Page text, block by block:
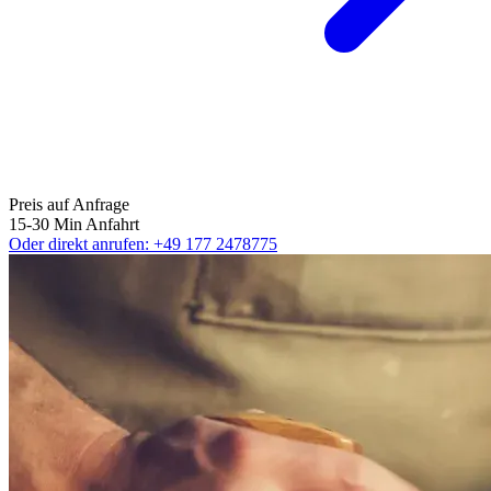
Preis auf Anfrage
15-30 Min Anfahrt
Oder direkt anrufen: +49 177 2478775